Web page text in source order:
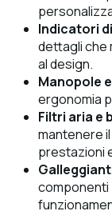
Indicatori
dettagli che
al design.
Manopole
ergonomia
Filtri aria e
mantenere
prestazioni